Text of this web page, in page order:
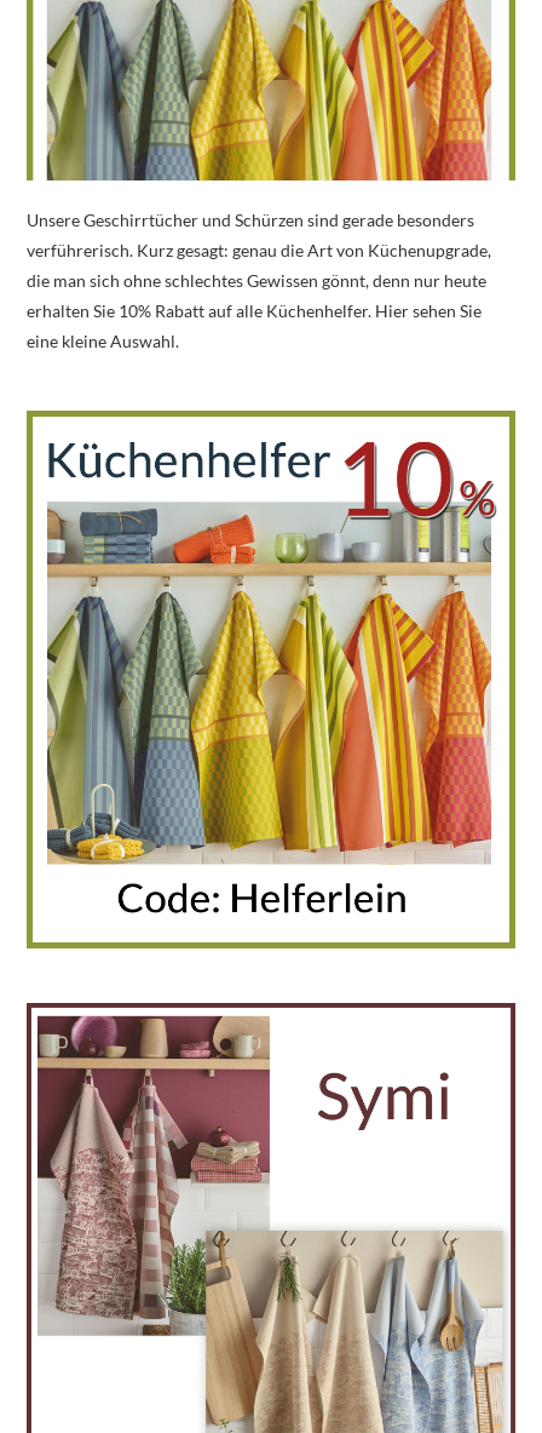
Unsere Geschirrtücher und Schürzen sind gerade besonders
verführerisch. Kurz gesagt: genau die Art von Küchenupgrade,
die man sich ohne schlechtes Gewissen gönnt, denn nur heute
erhalten Sie 10% Rabatt auf alle Küchenhelfer. Hier sehen Sie
eine kleine Auswahl.